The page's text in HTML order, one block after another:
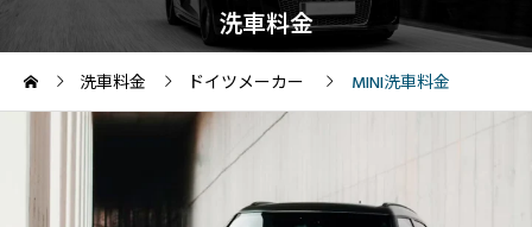
洗車料金
洗車料金 ドイツメーカー MINI洗車料金